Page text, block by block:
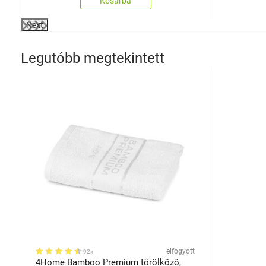
Next
Legutóbb megtekintett
92x elfogyott
4Home Bamboo Premium törölköző,